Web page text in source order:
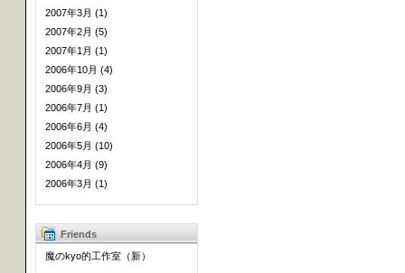
2007年3月 (1)
2007年2月 (5)
2007年1月 (1)
2006年10月 (4)
2006年9月 (3)
2006年7月 (1)
2006年6月 (4)
2006年5月 (10)
2006年4月 (9)
2006年3月 (1)
Friends
魔のkyo的工作室（新）